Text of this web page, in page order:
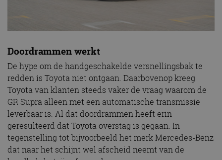
Doordrammen werkt
De hype om de handgeschakelde versnellingsbak te
redden is Toyota niet ontgaan. Daarbovenop kreeg
Toyota van klanten steeds vaker de vraag waarom de
GR Supra alleen met een automatische transmissie
leverbaar is. Al dat doordrammen heeft erin
geresulteerd dat Toyota overstag is gegaan. In
tegenstelling tot bijvoorbeeld het merk Mercedes-Benz
dat naar het schijnt wel afscheid neemt van de